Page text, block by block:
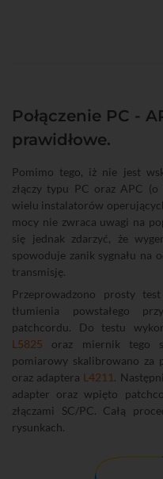
Połączenie PC -
prawidłowe.
Pomimo tego, iż nie jest
złączy typu PC oraz APC
wielu instalatorów
mocy nie zwraca uwagi na
się jednak zdarzyć, że
spowoduje zanik sygnału
transmisję.
Przeprowadzono prosty
tłumienia powstałego
patchcordu. Do testu
L5825 oraz miernik tego
pomiarowy skalibrowano za
oraz adaptera L4211 .
adapter oraz wpięto
złączami SC/PC. Całą
rysunkach.